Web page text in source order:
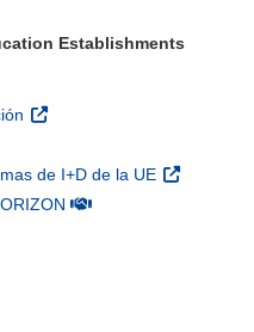
Establishments
(se abrirá en una nueva
ventana)
de I+D de la UE (se abrirá
(se abrirá en una nueva